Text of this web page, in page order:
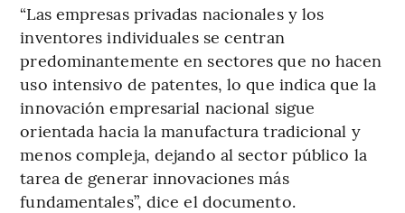
“Las empresas privadas nacionales y los
inventores individuales se centran
predominantemente en sectores que no hacen
uso intensivo de patentes, lo que indica que la
innovación empresarial nacional sigue
orientada hacia la manufactura tradicional y
menos compleja, dejando al sector público la
tarea de generar innovaciones más
fundamentales”, dice el documento.